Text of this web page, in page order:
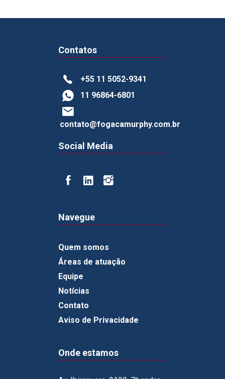
Contatos
+55 11 5052-9341
11 96864-6801
contato@fogacamurphy.com.br
Social Media
Navegue
Quem somos
Áreas de atuação
Equipe
Notícias
Contato
Aviso de Privacidade
Onde estamos